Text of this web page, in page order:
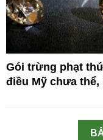
Gói trừng phạt
điều Mỹ chưa